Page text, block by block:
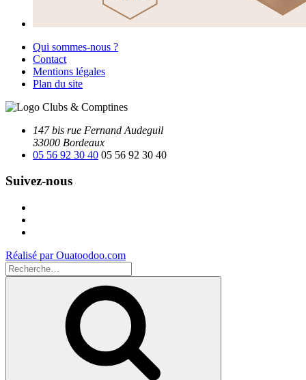
Qui sommes-nous ?
Contact
Mentions légales
Plan du site
147 bis rue Fernand Audeguil
33000 Bordeaux
05 56 92 30 40 05 56 92 30 40
Suivez-nous
Réalisé par Ouatoodoo.com
Recherche
pour